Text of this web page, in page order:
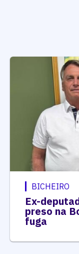
BICHEIRO
Ex-
preso na
fuga